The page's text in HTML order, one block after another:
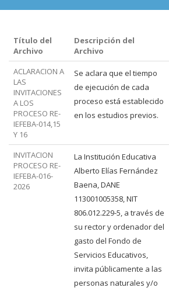
Título del
Archivo
Descripción del
Archivo
ACLARACION A
LAS
INVITACIONES
A LOS
PROCESO RE-
IEFEBA-014,15
Y 16
Se aclara que el tiempo
de ejecución de cada
proceso está establecido
en los estudios previos.
INVITACION
PROCESO RE-
IEFEBA-016-
2026
La Institución Educativa
Alberto Elías Fernández
Baena, DANE
113001005358, NIT
806.012.229-5, a través de
su rector y ordenador del
gasto del Fondo de
Servicios Educativos,
invita públicamente a las
personas naturales y/o